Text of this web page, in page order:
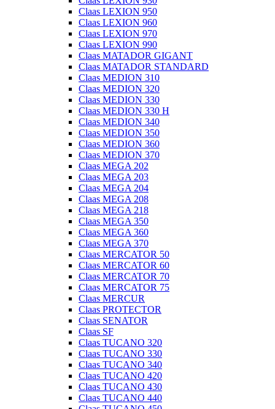
Claas LEXION 950
Claas LEXION 960
Claas LEXION 970
Claas LEXION 990
Claas MATADOR GIGANT
Claas MATADOR STANDARD
Claas MEDION 310
Claas MEDION 320
Claas MEDION 330
Claas MEDION 330 H
Claas MEDION 340
Claas MEDION 350
Claas MEDION 360
Claas MEDION 370
Claas MEGA 202
Claas MEGA 203
Claas MEGA 204
Claas MEGA 208
Claas MEGA 218
Claas MEGA 350
Claas MEGA 360
Claas MEGA 370
Claas MERCATOR 50
Claas MERCATOR 60
Claas MERCATOR 70
Claas MERCATOR 75
Claas MERCUR
Claas PROTECTOR
Claas SENATOR
Claas SF
Claas TUCANO 320
Claas TUCANO 330
Claas TUCANO 340
Claas TUCANO 420
Claas TUCANO 430
Claas TUCANO 440